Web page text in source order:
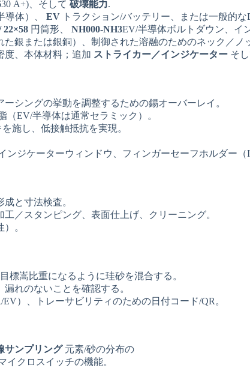
A+)、そして 破壊能力.
導体）、 EV トラクション/バッテリー、または一般的な
22×58 円筒形、 NH000-NH3EV/半導体ボルトダウン、イ
銀または銀銅）、制御された溶融のためのネック／ノ
度、本体材料；追加 ストライカー／インジケーター そ
シングの挙動を調整するための錫オーバーレイ。
EV/半導体は通常セラミック）。
施し、低接触抵抗を実現。
ジケーターウィンドウ、フィンガーセーフホルダー（
と寸法検査。
／スタンピング、表面仕上げ、クリーニング。
。
標嵩比重になるように珪砂を混合する。
れのないことを確認する。
）、トレーサビリティのための日付コード/QR。
サンプリング元素/砂の分布の
クロスイッチの機能。